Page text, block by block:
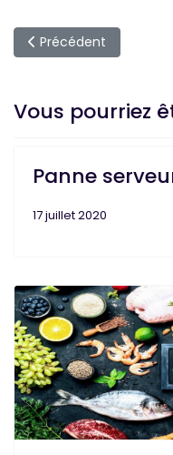
Article précédent :
Précédent
Vous pourriez
Panne
17 juillet 2020